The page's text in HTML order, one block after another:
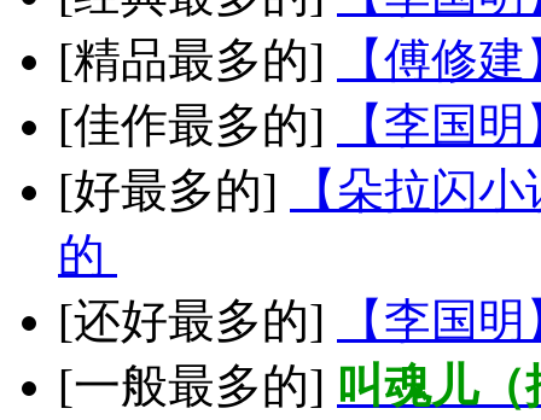
[精品最多的]
【傅修
[佳作最多的]
【李国
[好最多的]
【朵拉闪
的
[还好最多的]
【李国
[一般最多的] 叫魂儿